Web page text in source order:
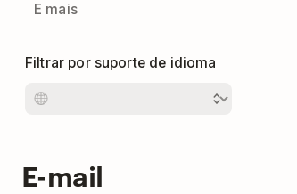
E mais
Filtrar por suporte de idioma
E-mail